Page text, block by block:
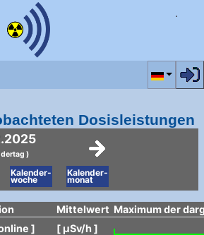
Sprache
Dosisleistungen
)
Kalender-
woche
Kalender-
monat
Mittelwert Maximum der
] [ µSv/h ]